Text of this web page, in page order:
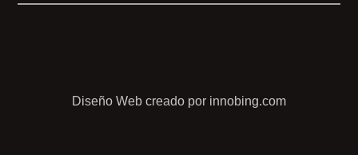
Diseño Web creado por innobing.com